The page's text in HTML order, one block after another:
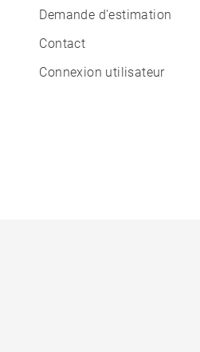
Demande d'estimation
Contact
Connexion utilisateur